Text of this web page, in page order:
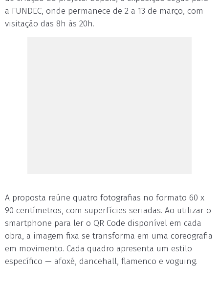
a FUNDEC, onde permanece de 2 a 13 de março, com
visitação das 8h às 20h.
A proposta reúne quatro fotografias no formato 60 x
90 centímetros, com superfícies seriadas. Ao utilizar o
smartphone para ler o QR Code disponível em cada
obra, a imagem fixa se transforma em uma coreografia
em movimento. Cada quadro apresenta um estilo
específico — afoxé, dancehall, flamenco e voguing.